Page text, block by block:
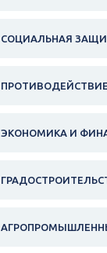
СОЦИАЛЬНАЯ
ЭКОНОМИКА И